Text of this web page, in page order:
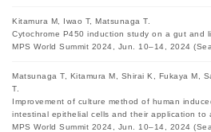
Kitamura M, Iwao T, Matsunaga T.
Cytochrome P450 induction study on a gut and
MPS World Summit 2024, Jun. 10–14, 2024
Matsunaga T, Kitamura M, Shirai K, Fukaya M,
T.
Improvement of culture method of human
intestinal epithelial cells and their application to
MPS World Summit 2024, Jun. 10–14, 2024